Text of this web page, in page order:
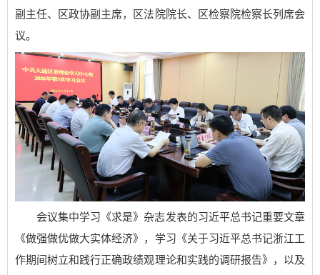
副主任、区政协副主席，区法院院长、区检察院检察长列席会
议。
会议集中学习《求是》杂志发表的习近平总书记重要文章
《做强做优做大实体经济》，学习《关于习近平总书记浙江工
作期间树立和践行正确政绩观理论和实践的调研报告》，以及